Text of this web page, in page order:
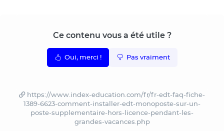
Ce contenu vous a été utile ?
Oui, merci ! Pas vraiment
https://www.index-education.com/fr/fr-edt-faq-fiche-
1389-6623-comment-installer-edt-monoposte-sur-un-
poste-supplementaire-hors-licence-pendant-les-
grandes-vacances.php